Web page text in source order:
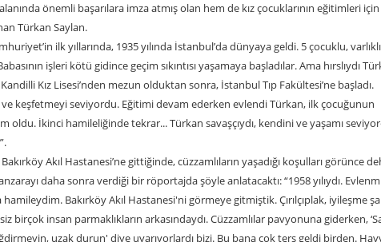
önemli başarılara imza atmış olan hem de kız çocuklarının eğitimleri için
Türkan Saylan.
ilk yıllarında, 1935 yılında İstanbul’da dünyaya geldi. 5 çocuklu,
işleri kötü gidince geçim sıkıntısı yaşamaya başladılar. Ama hırslıydı
Kız Lisesi’nden mezun olduktan sonra, İstanbul Tıp Fakültesi’ne başladı.
ve keşfetmeyi seviyordu. Eğitimi devam ederken evlendi Türkan, ilk çocuğunun
oldu. İkinci hamileliğinde tekrar... Türkan savaşçıydı, kendini ve yaşamı
Akıl Hastanesi’ne gittiğinde, cüzzamlıların yaşadığı koşulları görünce
daha sonra verdiği bir röportajda şöyle anlatacaktı: “1958 yılıydı.
Bakırköy Akıl Hastanesi'ni görmeye gitmiştik. Çırılçıplak, iyileşme
birçok insan parmaklıkların arkasındaydı. Cüzzamlılar pavyonuna giderken,
uzak durun' diye uyarıyorlardı bizi. Bu bana çok ters geldi birden.